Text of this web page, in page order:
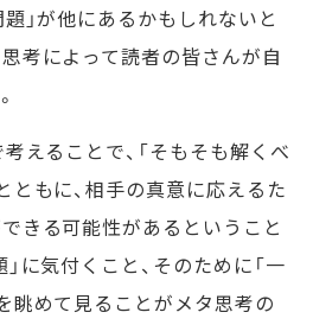
題」が他にあるかもしれないと
考によって読者の皆さんが自
えることで、「そもそも解くべ
ともに、相手の真意に応えるた
きる可能性があるということ
に気付くこと、そのために「一
眺めて見ることがメタ思考の